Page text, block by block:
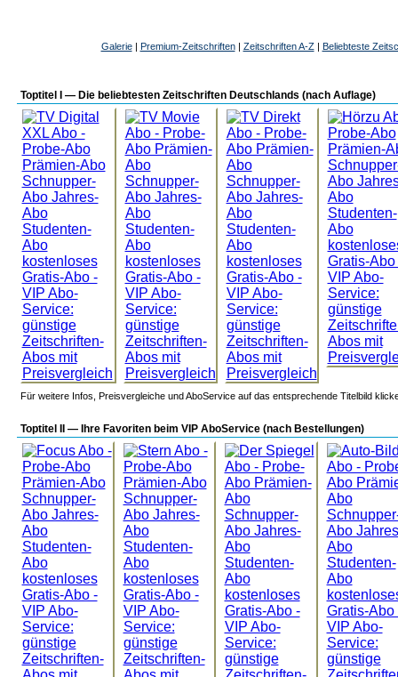
Galerie| Premium-Zeitschriften| Zeitschriften A-Z| Beliebteste
Toptitel I — Die beliebtesten Zeitschriften Deutschlands (nach Auflage)
Für weitere Infos, Preisvergleiche und AboService auf das entsprechende Titelbild
Toptitel II — Ihre Favoriten beim VIP AboService (nach Bestellungen)